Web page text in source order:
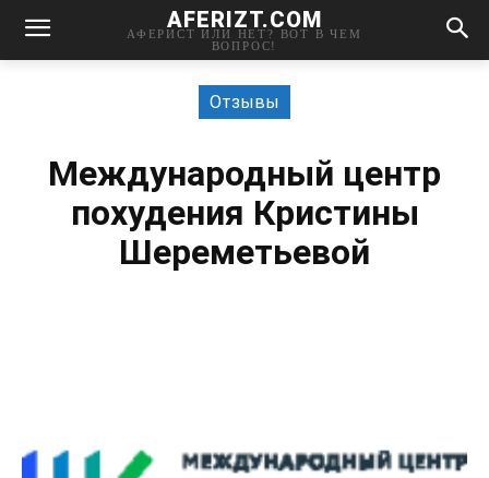
AFERIZT.COM
АФЕРИСТ ИЛИ НЕТ? ВОТ В ЧЕМ
ВОПРОС!
Отзывы
Международный центр
похудения Кристины
Шереметьевой